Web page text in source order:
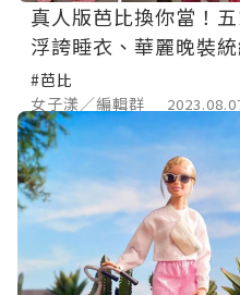
真人版芭比換你當！
浮誇睡衣、華麗晚裝
#芭比
女子漾／編輯群